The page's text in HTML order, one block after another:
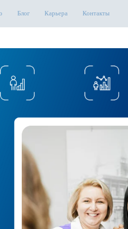
Блог Карьера Контакты